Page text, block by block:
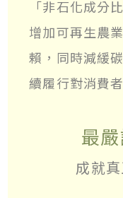
「非石化成分
增加可再生農
賴，同時減緩
續履行對消費
最
成就